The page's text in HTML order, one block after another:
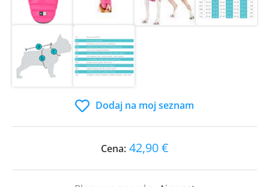
Dodaj na moj seznam
Cena: 42,90 €